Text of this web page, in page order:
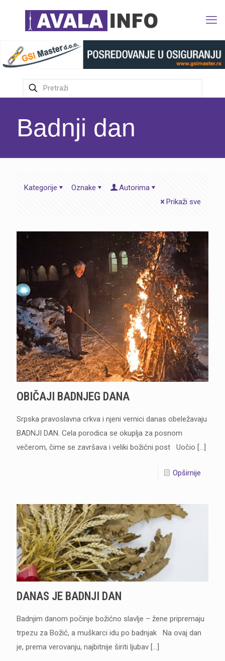
Badnji dan
Kategorije Oznake
Autorima
Prikaži sve
OBIČAJI BADNJEG DANA
Srpska pravoslavna crkva i njeni vernici danas obeležavaju
BADNJI DAN. Cela porodica se okuplja za posnom
večerom, čime se završava i veliki božićni post Uočio […]
Opširnije
DANAS JE BADNJI DAN
Badnjim danom počinje božićno slavlje – žene pripremaju
trpezu za Božić, a muškarci idu po badnjak Na ovaj dan
je, prema verovanju, najbitnije širiti ljubav […]